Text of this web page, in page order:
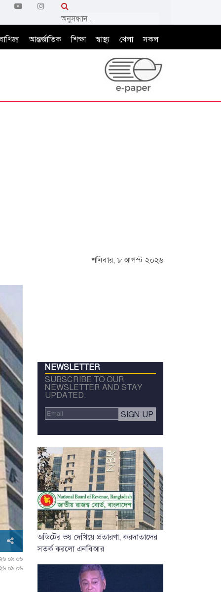
আন্তর্জাতিক শিক্ষা স্বাস্থ্য খেলা সকল
শনিবার, ৮ আগস্ট ২০২৬
০৯:০৬
০৯:০৬
NEWSLETTER
SUBSCRIBE TO OUR
NEWSLETTER AND STAY
UPDATED.
অডিটের ভয় দেখিয়ে প্রতারণা, করদাতাদের
সতর্ক করলো এনবিআর